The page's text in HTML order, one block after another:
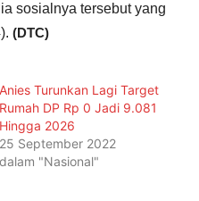
sosialnya tersebut yang
(DTC)
Anies Turunkan Lagi Target
Rumah DP Rp 0 Jadi 9.081
Hingga 2026
25 September 2022
dalam "Nasional"